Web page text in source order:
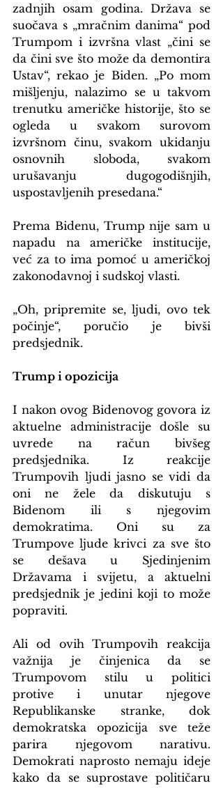
zadnjih osam godina. Država se
suočava s „mračnim danima“ pod
Trumpom i izvršna vlast „čini se
da čini sve što može da demontira
Ustav“, rekao je Biden. „Po mom
mišljenju, nalazimo se u takvom
trenutku američke historije, što se
ogleda u svakom surovom
izvršnom činu, svakom ukidanju
osnovnih sloboda, svakom
urušavanju dugogodišnjih,
uspostavljenih presedana.“
Prema Bidenu, Trump nije sam u
napadu na američke institucije,
već za to ima pomoć u američkoj
zakonodavnoj i sudskoj vlasti.
„Oh, pripremite se, ljudi, ovo tek
počinje“, poručio je bivši
predsjednik.
Trump i opozicija
I nakon ovog Bidenovog govora iz
aktuelne administracije došle su
uvrede na račun bivšeg
predsjednika. Iz reakcije
Trumpovih ljudi jasno se vidi da
oni ne žele da diskutuju s
Bidenom ili s njegovim
demokratima. Oni su za
Trumpove ljude krivci za sve što
se dešava u Sjedinjenim
Državama i svijetu, a aktuelni
predsjednik je jedini koji to može
popraviti.
Ali od ovih Trumpovih reakcija
važnija je činjenica da se
Trumpovom stilu u politici
protive i unutar njegove
Republikanske stranke, dok
demokratska opozicija sve teže
parira njegovom narativu.
Demokrati naprosto nemaju ideje
kako da se suprostave političaru